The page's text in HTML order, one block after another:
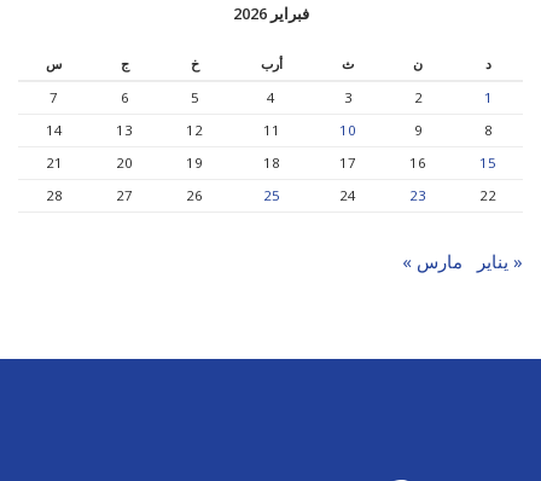
فبراير 2026
د ن ث أرب خ ج
س
1
2
3
4
5
6
7
8
9
10
11
12
13
14
15
16
17
18
19
20
21
22
23
24
25
26
27
28
« يناير مارس »